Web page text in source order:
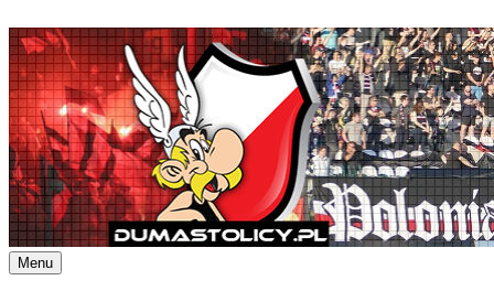
Skip
to
content
Menu